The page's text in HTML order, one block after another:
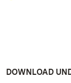
DOWNLOAD